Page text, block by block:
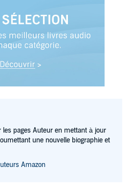
pages Auteur en mettant à jour
une nouvelle biographie et
Amazon